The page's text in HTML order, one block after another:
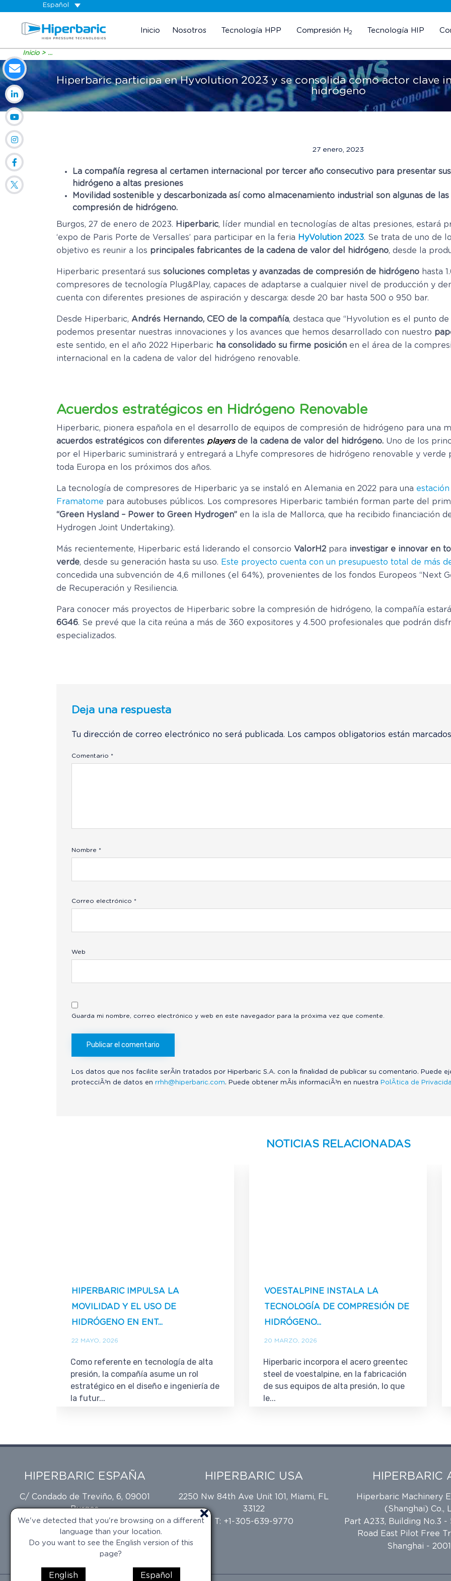
We've detected that you're browsing on a different
language than your location.
Do you want to see the English version of this
page?
English Español
Español
Inicio Nosotros Tecnología HPP Compresión H2 Tecnología HIP
Inicio ...
Hiperbaric participa en Hyvolution 2023 y se consolida como actor clave
hidrógeno
27 enero, 2023
La compañía regresa al certamen internacional por tercer año consecutivo para presentar
hidrógeno a altas presiones
Movilidad sostenible y descarbonizada así como almacenamiento industrial son algunas de
compresión de hidrógeno.
Burgos, 27 de enero de 2023. Hiperbaric, líder mundial en tecnologías de altas presiones, estará
‘expo de Paris Porte de Versalles’ para participar en la feria HyVolution 2023. Se trata de uno de
objetivo es reunir a los principales fabricantes de la cadena de valor del hidrógeno, desde la
Hiperbaric presentará sus soluciones completas y avanzadas de compresión de hidrógeno hasta
compresores de tecnología Plug&Play, capaces de adaptarse a cualquier nivel de producción y
cuenta con diferentes presiones de aspiración y descarga: desde 20 bar hasta 500 o 950 bar.
Desde Hiperbaric, Andrés Hernando, CEO de la compañía, destaca que “Hyvolution es el punto
podemos presentar nuestras innovaciones y los avances que hemos desarrollado con nuestro
este sentido, en el año 2022 Hiperbaric ha consolidado su firme posición en el área de la
internacional en la cadena de valor del hidrógeno renovable.
Acuerdos estratégicos en Hidrógeno Renovable
Hiperbaric, pionera española en el desarrollo de equipos de compresión de hidrógeno para una
acuerdos estratégicos con diferentes playersde la cadena de valor del hidrógeno. Uno de los
por el Hiperbaric suministrará y entregará a Lhyfe compresores de hidrógeno renovable y verde
toda Europa en los próximos dos años.
La tecnología de compresores de Hiperbaric ya se instaló en Alemania en 2022 para una
Framatome para autobuses públicos. Los compresores Hiperbaric también forman parte del
“Green Hysland – Power to Green Hydrogen” en la isla de Mallorca, que ha recibido financiación
Hydrogen Joint Undertaking).
Más recientemente, Hiperbaric está liderando el consorcio ValorH2 para investigar e innovar en
verde, desde su generación hasta su uso. Este proyecto cuenta con un presupuesto total de más
concedida una subvención de 4,6 millones (el 64%), provenientes de los fondos Europeos “Next
de Recuperación y Resiliencia.
Para conocer más proyectos de Hiperbaric sobre la compresión de hidrógeno, la compañía
6G46. Se prevé que la cita reúna a más de 360 expositores y 4.500 profesionales que podrán
especializados.
Deja una respuesta
Tu dirección de correo electrónico no será publicada. Los campos obligatorios están
Comentario *
Nombre *
Correo electrónico *
Web
Guarda mi nombre, correo electrónico y web en este navegador para la próxima vez que comente.
Los datos que nos facilite serÃ¡n tratados por Hiperbaric S.A. con la finalidad de publicar su comentario. Puede
protecciÃ³n de datos en rrhh@hiperbaric.com. Puede obtener mÃ¡s informaciÃ³n en nuestra PolÃ­tica de
NOTICIAS RELACIONADAS
HIPERBARIC IMPULSA LA
MOVILIDAD Y EL USO DE
HIDRÓGENO EN ENT...
22 MAYO, 2026
Como referente en tecnología de alta
presión, la compañía asume un rol
estratégico en el diseño e ingeniería de
la futur...
VOESTALPINE INSTALA LA
TECNOLOGÍA DE COMPRESIÓN DE
HIDRÓGENO...
20 MARZO, 2026
Hiperbaric incorpora el acero greentec
steel de voestalpine, en la fabricación
de sus equipos de alta presión, lo que
le...
HIPERBARIC ESPAÑA
C/ Condado de Treviño, 6, 09001
Burgos
T: +34 947 473 874
HIPERBARIC USA
2250 Nw 84th Ave Unit 101, Miami, FL
33122
T: +1-305-639-9770
HIPERBARIC
Hiperbaric Machinery
(Shanghai) Co.,
Part A233, Building No.3 -
Road East Pilot Free
Shanghai -